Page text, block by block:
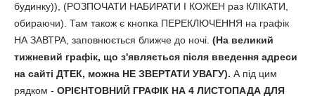
будинку)), (РОЗПОЧАТИ НАБИРАТИ І КОЖЕН раз КЛІКАТИ,
обираючи). Там також є кнопка ПЕРЕКЛЮЧЕННЯ на графік
НА ЗАВТРА, заповнюється ближче до ночі. (На великий
тижневий графік, що з'являється після введення адреси
на сайті ДТЕК, можна НЕ ЗВЕРТАТИ УВАГУ). А під цим
рядком - ОРІЄНТОВНИЙ ГРАФІК НА 4 ЛИСТОПАДА ДЛЯ